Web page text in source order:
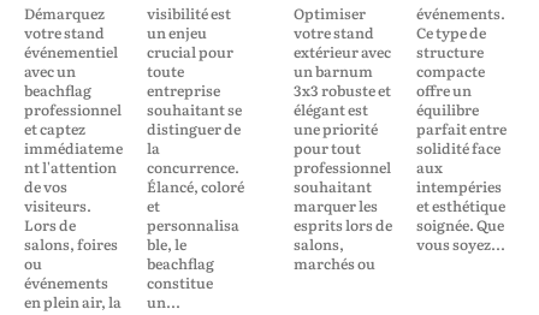
Démarquez
votre stand
événementiel
avec un
beachflag
professionnel
et captez
immédiateme
nt l'attention
de vos
visiteurs.
Lors de
salons, foires
ou
événements
en plein air, la
visibilité est
un enjeu
crucial pour
toute
entreprise
souhaitant se
distinguer de
la
concurrence.
Élancé, coloré
et
personnalisa
ble, le
beachflag
constitue
un...
Optimiser
votre stand
extérieur avec
un barnum
3x3 robuste et
élégant est
une priorité
pour tout
professionnel
souhaitant
marquer les
esprits lors de
salons,
marchés ou
événements.
Ce type de
structure
compacte
offre un
équilibre
parfait entre
solidité face
aux
intempéries
et esthétique
soignée. Que
vous soyez...